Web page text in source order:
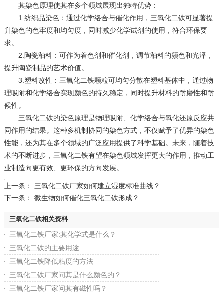
其染色原理使其在多个领域展现出独特优势：
‌1.纺织品染色‌：通过化学络合与催化作用，三氧化二铁可显著提
升染色的色牢度和均匀度，同时减少化学试剂的使用，符合环保要
求。
‌2.陶瓷釉料‌：可作为着色剂和催化剂，调节釉料的颜色和光泽，
提升陶瓷制品的艺术价值。
‌3.塑料改性‌：三氧化二铁颗粒可均匀分散在塑料基体中，通过物
理吸附和化学络合实现颜色的持久稳定，同时提升材料的耐磨性和耐
候性。
三氧化二铁的染色原理是物理吸附、化学络合与氧化还原反应共
同作用的结果。这种多机制协同的染色方式，不仅赋予了优异的染色
性能，还为其在多个领域的广泛应用提供了科学基础。未来，随着技
术的不断进步，三氧化二铁有望在染色领域发挥更大的作用，推动工
业制造向更有效、更环保的方向发展。
上一条： 三氧化二铁厂家如何建立湿度标准曲线？
下一条： 微生物如何催化三氧化二铁形成？
三氧化二铁相关资料
三氧化二铁厂家:其化学式是什么？
三氧化二铁的主要用途
三氧化二铁降低粘度的方法
三氧化二铁厂家问其是什么颜色的？
三氧化二铁厂家问其有磁性吗？